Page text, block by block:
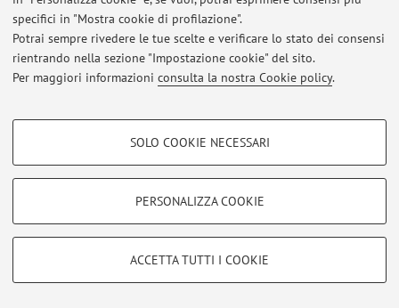
specifici in "Mostra cookie di profilazione".
Potrai sempre rivedere le tue scelte e verificare lo stato dei consensi
rientrando nella sezione "Impostazione cookie" del sito.
Per maggiori informazioni consulta la nostra Cookie policy.
COOKIE DI PROFILAZIONE - FACOLTATIVI
COOKIE TECNICI - NECESSARI
Si tratta di cookie tecnici utilizzati, a titolo esemplificativo, per il corretto
SOLO COOKIE NECESSARI
PERSONALIZZA COOKIE
ACCETTA TUTTI I COOKIE
Ultimi avvisi
Al momento non sono presenti avvisi.
Accedi tramiteloginper gestire tutti i contenuti del sito.
© 2026 - ALMA MATER STUDIORUM - Università di Bologna - Via
Zamboni, 33 - 40126 Bologna - Partita IVA: 01131710376